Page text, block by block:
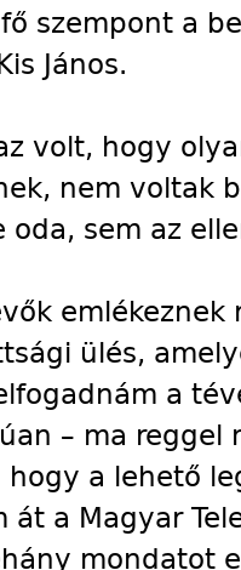
szempont a
János.
volt, hogy
nem voltak
oda, sem az
ülés,
a
– ma reggel
a lehető
át a Magyar
mondatot